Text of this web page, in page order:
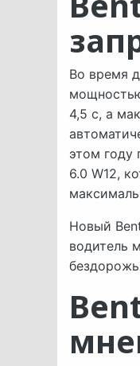
Во время
4,5 с, а
этом году
​​6.0 W12,
Новый
водитель